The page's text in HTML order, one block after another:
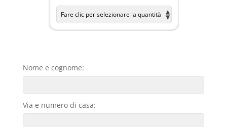
Nome e cognome:
Via e numero di casa: